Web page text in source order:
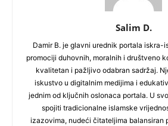
Salim D.
Damir B. je glavni urednik portala iskra-
promociji duhovnih, moralnih i društveno
kvalitetan i pažljivo odabran sadržaj.
iskustvo u digitalnim medijima i
jednim od ključnih oslonaca portala. U
spojiti tradicionalne islamske
izazovima, nudeći čitateljima balansiran